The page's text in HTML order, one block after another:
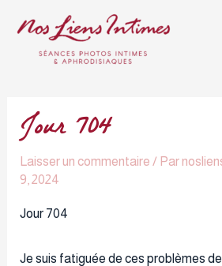
contenu
Jour 704
Laisser un commentaire / Par
9, 2024
Jour 704
Je suis fatiguée de ces problèmes
des
articles